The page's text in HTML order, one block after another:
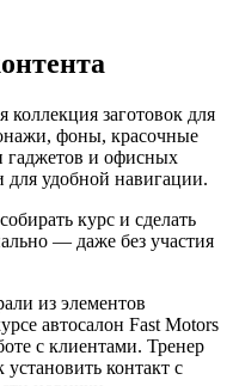
заготовок для
фоны, красочные
гаджетов и офисных
удобной навигации.
курс и сделать
— даже без участия
из элементов
автосалон Fast Motors
с клиентами. Тренер
контакт с